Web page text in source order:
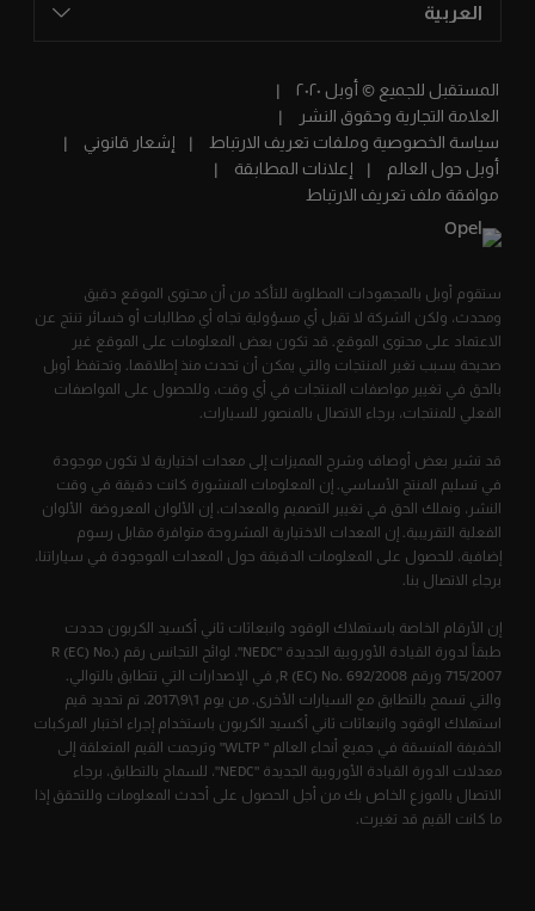
العربية
المستقبل للجميع © أوبل ٢٠٢٠
العلامة التجارية وحقوق النشر
سياسة الخصوصية وملفات تعريف الارتباط
إشعار قانوني
أوبل حول العالم
إعلانات المطابقة
موافقة ملف تعريف الارتباط
ستقوم أوبل بالمجهودات المطلوبة للتأكد من أن محتوى الموقع دقيق
ومحدث، ولكن الشركة لا تقبل أي مسؤولية تجاه أي مطالبات أو خسائر تنتج عن
الاعتماد على محتوى الموقع. قد تكون بعض المعلومات على الموقع غير
صحيحة بسبب تغير المنتجات والتي يمكن أن تحدث منذ إطلاقها. وتحتفظ أوبل
بالحق في تغيير مواصفات المنتجات في أي وقت، وللحصول على المواصفات
الفعلي للمنتجات، برجاء الاتصال بالمنصور للسيارات.
قد تشير بعض أوصاف وشرح المميزات إلى معدات اختيارية لا تكون موجودة
في تسليم المنتج الأساسي. إن المعلومات المنشورة كانت دقيقة في وقت
النشر، ونملك الحق في تغيير التصميم والمعدات، إن الألوان المعروضة الألوان
الفعلية التقريبية. إن المعدات الاختيارية المشروحة متوافرة مقابل رسوم
إضافية، للحصول على المعلومات الدقيقة حول المعدات الموجودة في سياراتنا،
برجاء الاتصال بنا.
إن الأرقام الخاصة باستهلاك الوقود وانبعاثات ثاني أكسيد الكربون حددت
طبقاً لدورة القيادة الأوروبية الجديدة "NEDC"، لوائح التجانس رقم (R (EC) No.
715/2007 ورقم R (EC) No. 692/2008, في الإصدارات التي تتطابق بالتوالي.
والتي تسمح بالتطابق مع السيارات الأخرى. من يوم 1\9\2017، تم تحديد قيم
استهلاك الوقود وانبعاثات ثاني أكسيد الكربون باستخدام إجراء اختبار المركبات
الخفيفة المنسقة في جميع أنحاء العالم " WLTP" وترجمت القيم المتعلقة إلى
معدلات الدورة القيادة الأوروبية الجديدة "NEDC"، للسماح بالتطابق، برجاء
الاتصال بالموزع الخاص بك من أجل الحصول على أحدث المعلومات وللتحقق إذا
ما كانت القيم قد تغيرت.